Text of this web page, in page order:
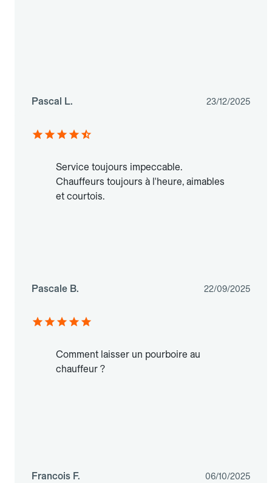
Pascal L. 23/12/2025
Service toujours impeccable.
Chauffeurs toujours à l'heure, aimables
et courtois.
Pascale B. 22/09/2025
Comment laisser un pourboire au
chauffeur ?
Francois F. 06/10/2025